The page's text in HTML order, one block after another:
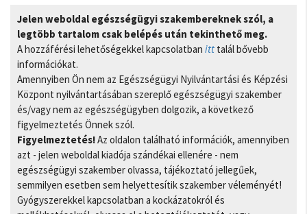
Jelen weboldal egészségügyi szakembereknek szól, a
legtöbb tartalom csak belépés után tekinthető meg.
A hozzáférési lehetőségekkel kapcsolatban itt talál bővebb
információkat.
Amennyiben Ön nem az Egészségügyi Nyilvántartási és Képzési
Központ nyilvántartásában szereplő egészségügyi szakember
és/vagy nem az egészségügyben dolgozik, a következő
figyelmeztetés Önnek szól.
Figyelmeztetés!Az oldalon található információk, amennyiben
azt - jelen weboldal kiadója szándékai ellenére - nem
egészségügyi szakember olvassa, tájékoztató jellegűek,
semmilyen esetben sem helyettesítik szakember véleményét!
Gyógyszerekkel kapcsolatban a kockázatokról és